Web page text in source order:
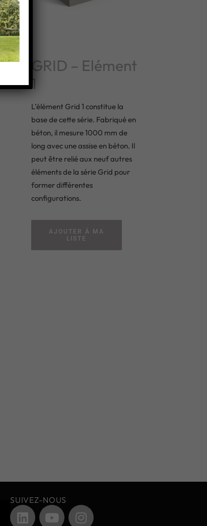
GRID – Elément
1
L’élément Grid 1 constitue la
base de cette série. Fabriqué en
béton, il mesure 1000 mm de
long avec une assise en béton. Il
peut être relié aux neuf autres
éléments de la série Grid pour
former différentes
configurations.
AJOUTER À MA
LISTE
SUIVEZ-NOUS